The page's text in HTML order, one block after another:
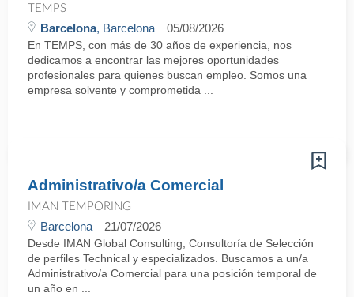
TEMPS
Barcelona, Barcelona 05/08/2026
En TEMPS, con más de 30 años de experiencia, nos
dedicamos a encontrar las mejores oportunidades
profesionales para quienes buscan empleo. Somos una
empresa solvente y comprometida ...
Administrativo/a Comercial
IMAN TEMPORING
Barcelona 21/07/2026
Desde IMAN Global Consulting, Consultoría de Selección
de perfiles Technical y especializados. Buscamos a un/a
Administrativo/a Comercial para una posición temporal de
un año en ...